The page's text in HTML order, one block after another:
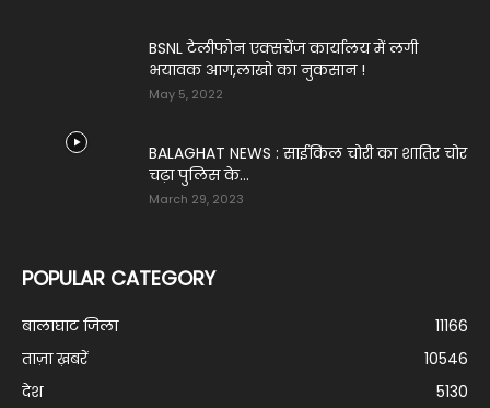
BSNL टेलीफोन एक्सचेंज कार्यालय में लगी
भयावक आग,लाखो का नुकसान !
May 5, 2022
BALAGHAT NEWS : साईकिल चोरी का शातिर चोर
चढ़ा पुलिस के...
March 29, 2023
POPULAR CATEGORY
बालाघाट जिला
11166
ताज़ा ख़बरें
10546
देश
5130